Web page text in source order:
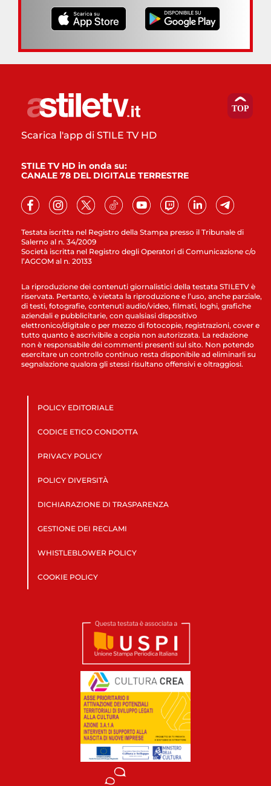
Testata iscritta nel Registro della Stampa presso il Tribunale di
Salerno al n. 34/2009
Società iscritta nel Registro degli Operatori di Comunicazione c/o
l’AGCOM al n. 20133
Scarica l'app di STILE TV HD
STILE TV HD in onda su:
CANALE 78 DEL DIGITALE TERRESTRE
La riproduzione dei contenuti giornalistici della testata STILETV è
riservata. Pertanto, è vietata la riproduzione e l’uso, anche parziale,
di testi, fotografie, contenuti audio/video, filmati, loghi, grafiche
aziendali e pubblicitarie, con qualsiasi dispositivo
elettronico/digitale o per mezzo di fotocopie, registrazioni, cover e
tutto quanto è ascrivibile a copia non autorizzata. La redazione
non è responsabile dei commenti presenti sul sito. Non potendo
esercitare un controllo continuo resta disponibile ad eliminarli su
segnalazione qualora gli stessi risultano offensivi e oltraggiosi.
POLICY EDITORIALE
CODICE ETICO CONDOTTA
PRIVACY POLICY
POLICY DIVERSITÀ
DICHIARAZIONE DI TRASPARENZA
GESTIONE DEI RECLAMI
WHISTLEBLOWER POLICY
COOKIE POLICY